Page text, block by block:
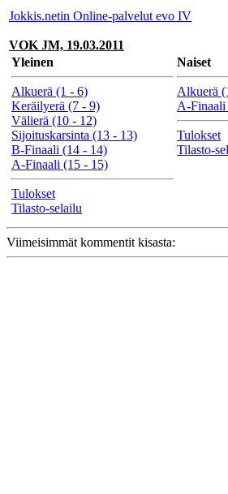
Jokkis.netin Online-palvelut evo IV
VOK JM, 19.03.2011
Yleinen
Alkuerä (1 - 6)
Keräilyerä (7 - 9)
Välierä (10 - 12)
Sijoituskarsinta (13 - 13)
B-Finaali (14 - 14)
A-Finaali (15 - 15)
Tulokset
Tilasto-selailu
Naiset
Alkuerä
A-Finaali
Tulokset
Tilasto-
Viimeisimmät kommentit kisasta: